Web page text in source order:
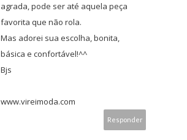
agrada, pode ser até aquela peça
favorita que não rola.
Mas adorei sua escolha, bonita,
básica e confortável!^^
Bjs
www.vireimoda.com
Responder